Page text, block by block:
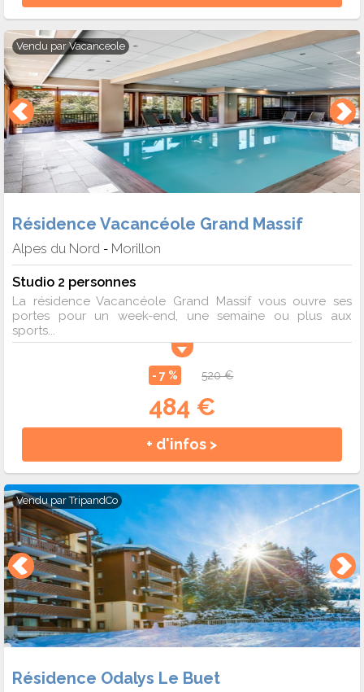
Vendu parVacanceole
Résidence Vacancéole Grand Massif
Alpes du Nord - Morillon
Studio 2 personnes
La résidence Vacancéole Grand Massif vous ouvre ses
portes pour un week-end, une semaine ou plus aux
sports...
- 7 % 520 €
484 €
+ d'infos >
Vendu parTripandCo
Résidence Odalys Le Buet